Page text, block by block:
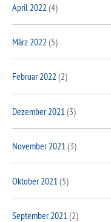
April 2022 (4)
März 2022 (5)
Februar 2022 (2)
Dezember 2021 (3)
November 2021(3)
Oktober 2021 (5)
September 2021 (2)